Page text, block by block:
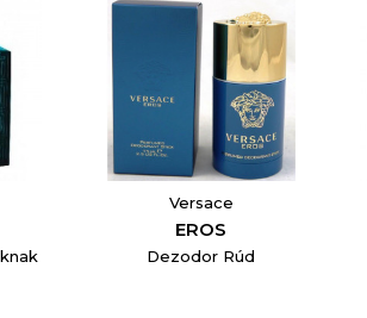
Versace
EROS
Dezodor Rúd